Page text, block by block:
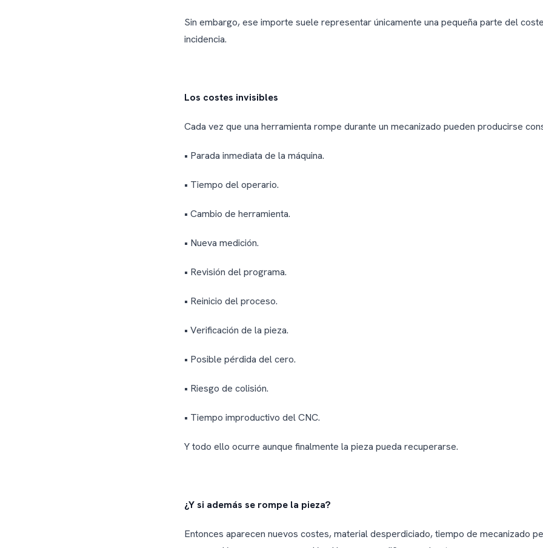
Sin embargo, ese importe suele representar únicamente una pequeña parte del
incidencia.
Los costes invisibles
Cada vez que una herramienta rompe durante un mecanizado pueden producirse
• Parada inmediata de la máquina.
• Tiempo del operario.
• Cambio de herramienta.
• Nueva medición.
• Revisión del programa.
• Reinicio del proceso.
• Verificación de la pieza.
• Posible pérdida del cero.
• Riesgo de colisión.
• Tiempo improductivo del CNC.
Y todo ello ocurre aunque finalmente la pieza pueda recuperarse.
¿Y si además se rompe la pieza?
Entonces aparecen nuevos costes, material desperdiciado, tiempo de mecanizado